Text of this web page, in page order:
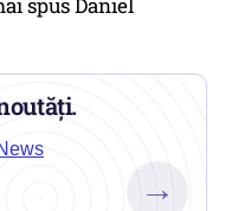
spus Daniel
→